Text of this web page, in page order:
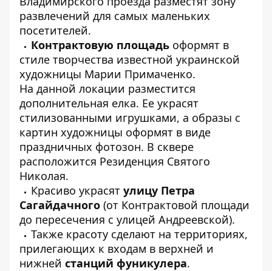
развлечений для самых маленьких
посетителей.
Контрактовую площадь оформят в
стиле творчества известной украинской
художницы Марии Примаченко.
На данной локации разместится
дополнительная елка. Ее украсят
стилизованными игрушками, а образы с
картин художницы оформят в виде
праздничных фотозон. В сквере
расположится Резиденция Святого
Николая.
Красиво украсят улицу Петра
Сагайдачного (от Контрактовой площади
до пересечения с улицей Андреевской).
Также красоту сделают на территориях,
прилегающих к входам в верхней и
нижней станций фуникулера.